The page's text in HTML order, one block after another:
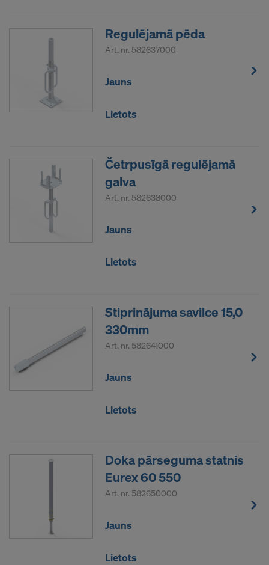
Regulējamā pēda
Art. nr. 582637000
Jauns
Lietots
Četrpusīgā regulējamā
galva
Art. nr. 582638000
Jauns
Lietots
Stiprinājuma savilce 15,0
330mm
Art. nr. 582641000
Jauns
Lietots
Doka pārseguma statnis
Eurex 60 550
Art. nr. 582650000
Jauns
Lietots